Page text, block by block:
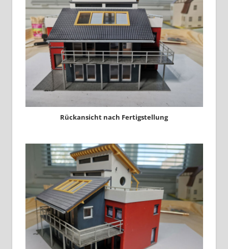
Rückansicht nach Fertigstellung